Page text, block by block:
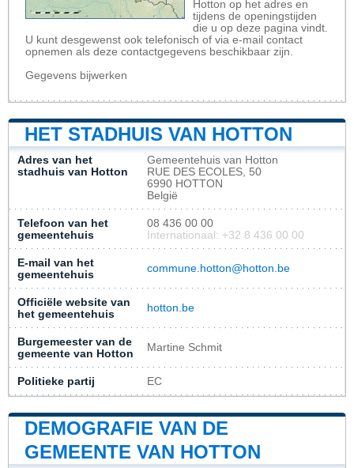
Hotton op het adres en
tijdens de openingstijden
die u op deze pagina vindt.
U kunt desgewenst ook telefonisch of via e-mail contact
opnemen als deze contactgegevens beschikbaar zijn.
Gegevens bijwerken
HET STADHUIS VAN HOTTON
Adres van het
stadhuis van Hotton
Gemeentehuis van Hotton
RUE DES ECOLES, 50
6990 HOTTON
België
Telefoon van het
gemeentehuis
08 436 00 00
Internationaal: +32 8 436 00 00
E-mail van het
gemeentehuis
commune.hotton@hotton.be
Officiële website van
het gemeentehuis
hotton.be
Burgemeester van de
gemeente van Hotton
Martine Schmit
Politieke partij EC
DEMOGRAFIE VAN DE
GEMEENTE VAN HOTTON